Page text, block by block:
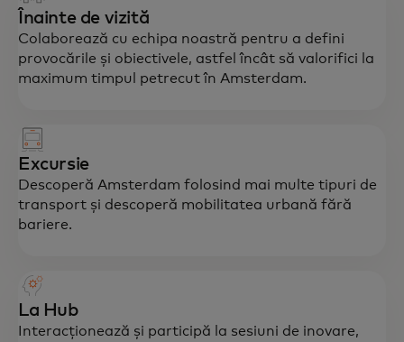
Înainte de vizită
Colaborează cu echipa noastră pentru a defini
provocările și obiectivele, astfel încât să valorifici la
maximum timpul petrecut în Amsterdam.
Excursie
Descoperă Amsterdam folosind mai multe tipuri de
transport și descoperă mobilitatea urbană fără
bariere.
La Hub
Interacționează și participă la sesiuni de inovare,